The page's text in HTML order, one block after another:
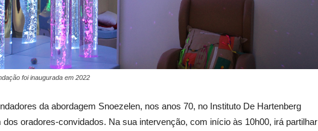
foi inaugurada em 2022
da abordagem Snoezelen, nos anos 70, no Instituto De Hartenberg
oradores-convidados. Na sua intervenção, com início às 10h00, irá partilhar